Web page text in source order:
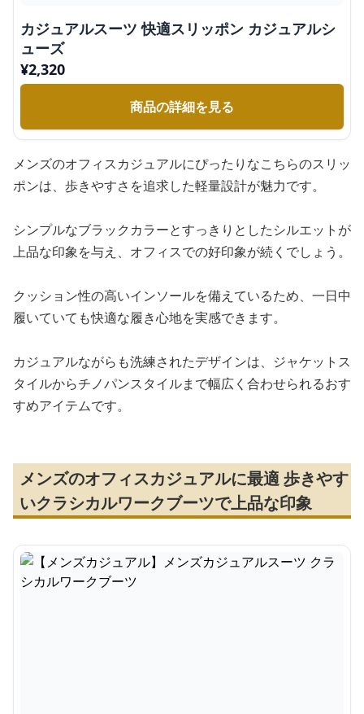
カジュアルスーツ 快適スリッポン カジュアルシ
ューズ
¥2,320
商品の詳細を見る
メンズのオフィスカジュアルにぴったりなこちらのスリッ
ポンは、歩きやすさを追求した軽量設計が魅力です。
シンプルなブラックカラーとすっきりとしたシルエットが
上品な印象を与え、オフィスでの好印象が続くでしょう。
クッション性の高いインソールを備えているため、一日中
履いていても快適な履き心地を実感できます。
カジュアルながらも洗練されたデザインは、ジャケットス
タイルからチノパンスタイルまで幅広く合わせられるおす
すめアイテムです。
メンズのオフィスカジュアルに最適 歩きやす
いクラシカルワークブーツで上品な印象